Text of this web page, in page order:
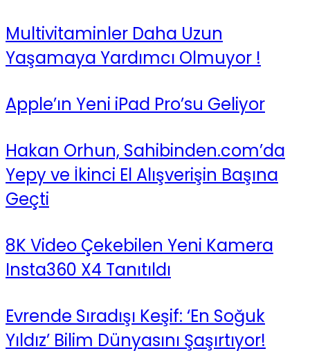
Multivitaminler Daha Uzun
Yaşamaya Yardımcı Olmuyor !
Apple’ın Yeni iPad Pro’su Geliyor
Hakan Orhun, Sahibinden.com’da
Yepy ve İkinci El Alışverişin Başına
Geçti
8K Video Çekebilen Yeni Kamera
Insta360 X4 Tanıtıldı
Evrende Sıradışı Keşif: ‘En Soğuk
Yıldız’ Bilim Dünyasını Şaşırtıyor!